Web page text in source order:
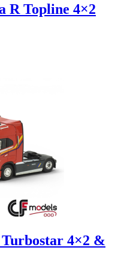
R Topline 4×2
Turbostar 4×2 &